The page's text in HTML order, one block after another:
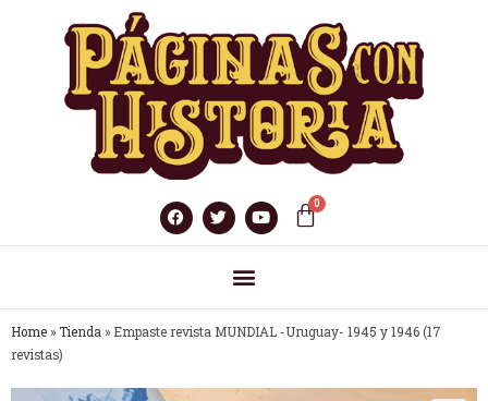
Home » Tienda » Empaste revista MUNDIAL -Uruguay- 1945 y 1946 (17
revistas)